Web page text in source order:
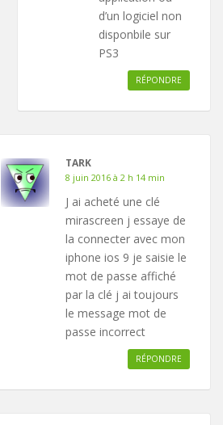
d’un logiciel non
disponbile sur
PS3
RÉPONDRE
TARK
8 juin 2016 à 2 h 14 min
J ai acheté une clé
mirascreen j essaye de
la connecter avec mon
iphone ios 9 je saisie le
mot de passe affiché
par la clé j ai toujours
le message mot de
passe incorrect
RÉPONDRE